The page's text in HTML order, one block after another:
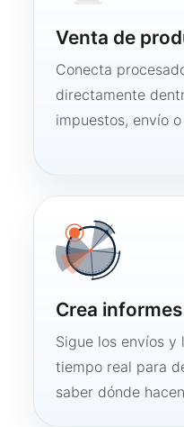
Venta de
Conecta
directamente
impuestos, envío
Crea
Sigue los envíos
tiempo real para
saber dónde